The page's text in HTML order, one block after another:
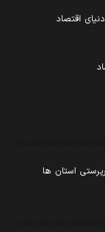
اقتصاد
استان ها